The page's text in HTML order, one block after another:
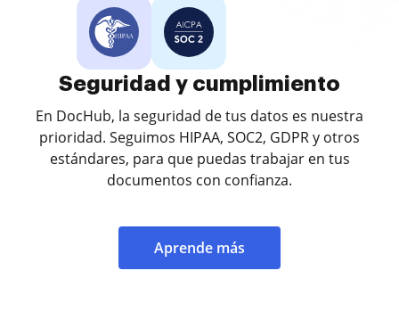
Seguridad y cumplimiento
En DocHub, la seguridad de tus datos es nuestra
prioridad. Seguimos HIPAA, SOC2, GDPR y otros
estándares, para que puedas trabajar en tus
documentos con confianza.
Aprende más